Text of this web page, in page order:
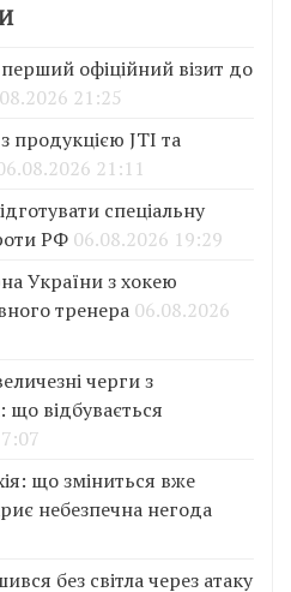
офіційний візит до
21:25
продукцією JTI та
21:11
спеціальну
РФ 06.08.2026 19:29
України з хокею
тренера 06.08.2026
черги з
що відбувається
що зміниться вже
небезпечна негода
без світла через атаку